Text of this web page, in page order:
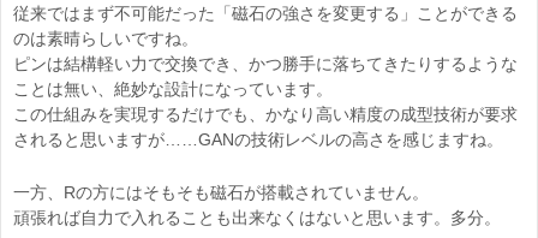
従来ではまず不可能だった「磁石の強さを変更する」ことができる
のは素晴らしいですね。
ピンは結構軽い力で交換でき、かつ勝手に落ちてきたりするような
ことは無い、絶妙な設計になっています。
この仕組みを実現するだけでも、かなり高い精度の成型技術が要求
されると思いますが……GANの技術レベルの高さを感じますね。
一方、Rの方にはそもそも磁石が搭載されていません。
頑張れば自力で入れることも出来なくはないと思います。多分。